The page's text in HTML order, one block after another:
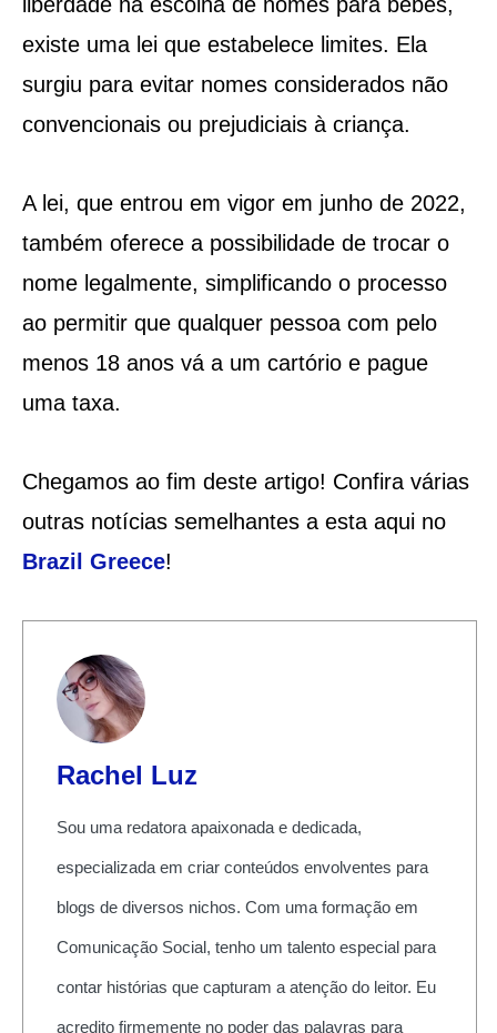
existe uma lei que estabelece limites. Ela
surgiu para evitar nomes considerados não
convencionais ou prejudiciais à criança.
A lei, que entrou em vigor em junho de 2022,
também oferece a possibilidade de trocar o
nome legalmente, simplificando o processo
ao permitir que qualquer pessoa com pelo
menos 18 anos vá a um cartório e pague
uma taxa.
Chegamos ao fim deste artigo! Confira várias
outras notícias semelhantes a esta aqui no
Brazil Greece!
Rachel Luz
Sou uma redatora apaixonada e dedicada,
especializada em criar conteúdos envolventes para
blogs de diversos nichos. Com uma formação em
Comunicação Social, tenho um talento especial para
contar histórias que capturam a atenção do leitor. Eu
acredito firmemente no poder das palavras para